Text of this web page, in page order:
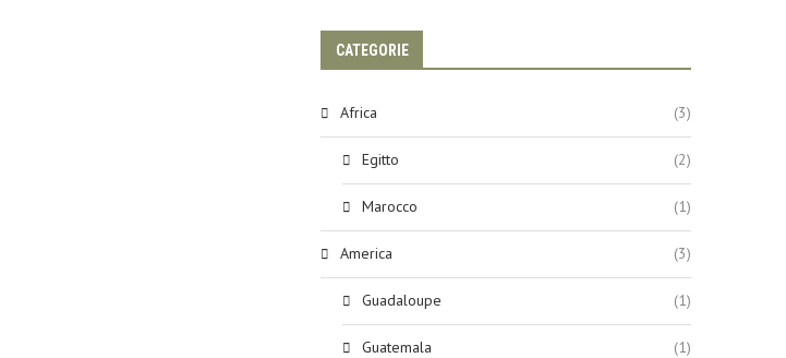
CATEGORIE
Africa (3)
Egitto (2)
Marocco (1)
America (3)
Guadaloupe (1)
Guatemala (1)